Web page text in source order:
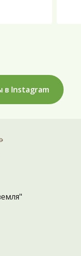
в Instagram